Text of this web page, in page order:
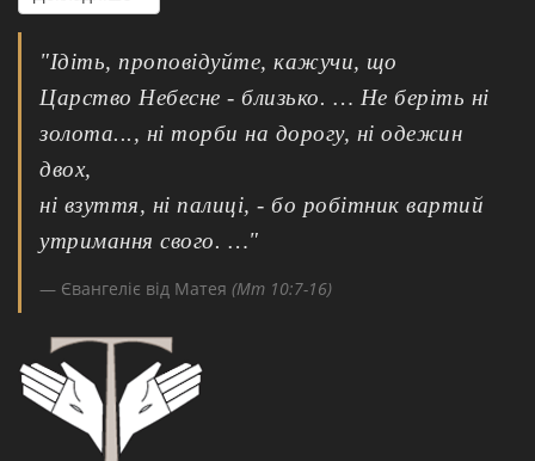
"Ідіть, проповідуйте, кажучи, що
Царство Небесне - близько. … Не беріть ні
золота..., ні торби на дорогу, ні одежин
двох,
ні взуття, ні палиці, - бо робітник вартий
утримання свого. …"
Євангеліє від Матея (Мт 10:7-16)